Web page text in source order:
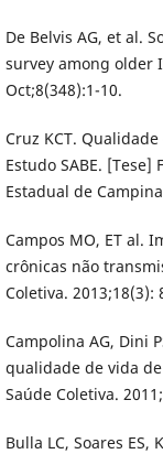
De Belvis AG, et al.
survey among older
Oct;8(348):1-10.
Cruz KCT.
Estudo SABE.
Estadual de
Campos MO, ET al.
crônicas não
Coletiva. 2013;18(3):
Campolina AG, Dini
qualidade de vida
Saúde Coletiva.
Bulla LC, Soares